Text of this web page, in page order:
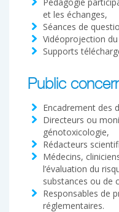
et les échanges,
Séances de
Vidéoprojection
Supports
Public
Encadrement des
Directeurs ou
génotoxicologie,
Rédacteurs
Médecins,
l’évaluation du
substances ou de
Responsables de
réglementaires.